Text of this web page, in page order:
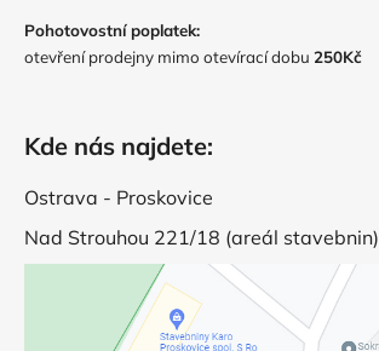
Pohotovostní poplatek:
otevření prodejny mimo otevírací dobu 250Kč
Kde nás najdete:
Ostrava - Proskovice
Nad Strouhou 221/18 (areál stavebnin)